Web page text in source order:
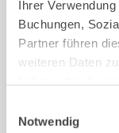
Ihrer
Buchungen,
Partner führen
weiteren Daten
Notwendig
Besuchen Sie
Ausstellungsgarten
Bootsverleih